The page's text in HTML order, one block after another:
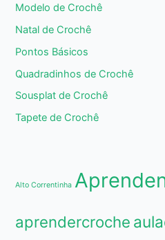
Modelo de Crochê
Natal de Crochê
Pontos Básicos
Quadradinhos de Crochê
Sousplat de Crochê
Tapete de Crochê
Alto Correntinha
aprendercroche